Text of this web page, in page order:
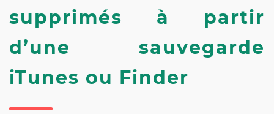
supprimés à partir
d’une sauvegarde
iTunes ou Finder